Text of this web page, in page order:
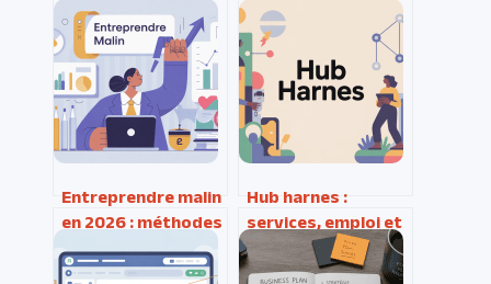
Entreprendre malin
en 2026 : méthodes
concrètes pour
réussir sans se
Hub harnes :
services, emploi et
vie locale au cœur
du territoire